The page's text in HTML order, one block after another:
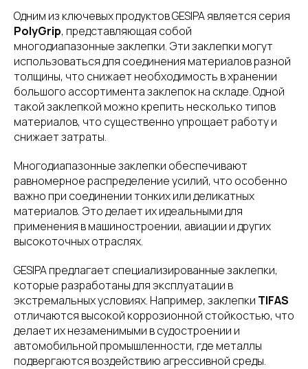
Одним из ключевых продуктов GESIPA является серия
PolyGrip, представляющая собой
многодиапазонные заклепки. Эти заклепки могут
использоваться для соединения материалов разной
толщины, что снижает необходимость в хранении
большого ассортимента заклепок на складе. Одной
такой заклепкой можно крепить несколько типов
материалов, что существенно упрощает работу и
снижает затраты.
Многодиапазонные заклепки обеспечивают
равномерное распределение усилий, что особенно
важно при соединении тонких или деликатных
материалов. Это делает их идеальными для
применения в машиностроении, авиации и других
высокоточных отраслях.
GESIPA предлагает специализированные заклепки,
которые разработаны для эксплуатации в
экстремальных условиях. Например, заклепки TIFAS
отличаются высокой коррозионной стойкостью, что
делает их незаменимыми в судостроении и
автомобильной промышленности, где металлы
подвергаются воздействию агрессивной среды.